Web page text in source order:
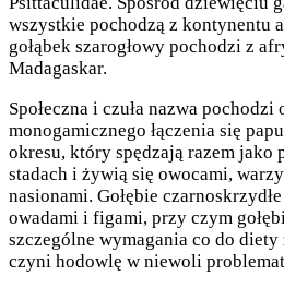
wszystkie pochodzą z kontynentu
gołąbek szarogłowy pochodzi z
Madagaskar.
Społeczna i czuła nazwa pochodzi
monogamicznego łączenia się
okresu, który spędzają razem jako
stadach i żywią się owocami,
nasionami. Gołębie
owadami i figami, przy czym
szczególne wymagania co do
czyni hodowlę w niewoli